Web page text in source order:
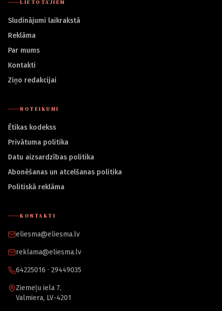
LIETOTĀJIEM
Sludinājumi laikrakstā
Reklāma
Par mums
Kontakti
Ziņo redakcijai
NOTEIKUMI
Ētikas kodekss
Privātuma politika
Datu aizsardzības politika
Abonēšanas un atcelšanas politika
Politiskā reklāma
KONTAKTI
eliesma@eliesma.lv
reklama@eliesma.lv
64225016 · 29449035
Ziemeļu iela 7,
Valmiera, LV-4201